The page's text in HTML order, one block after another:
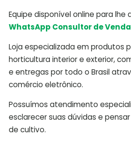
Equipe disponível online para lhe
WhatsApp Consultor de
Loja especializada em produtos
horticultura interior e exterior,
e entregas por todo o Brasil
comércio eletrônico.
Possuímos atendimento
esclarecer suas dúvidas e
de cultivo.